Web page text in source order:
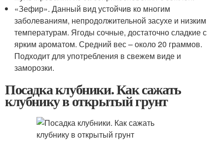
«Зефир». Данный вид устойчив ко многим
заболеваниям, непродолжительной засухе и низким
температурам. Ягоды сочные, достаточно сладкие с
ярким ароматом. Средний вес – около 20 граммов.
Подходит для употребления в свежем виде и
заморозки.
Посадка клубники. Как сажать
клубнику в открытый грунт